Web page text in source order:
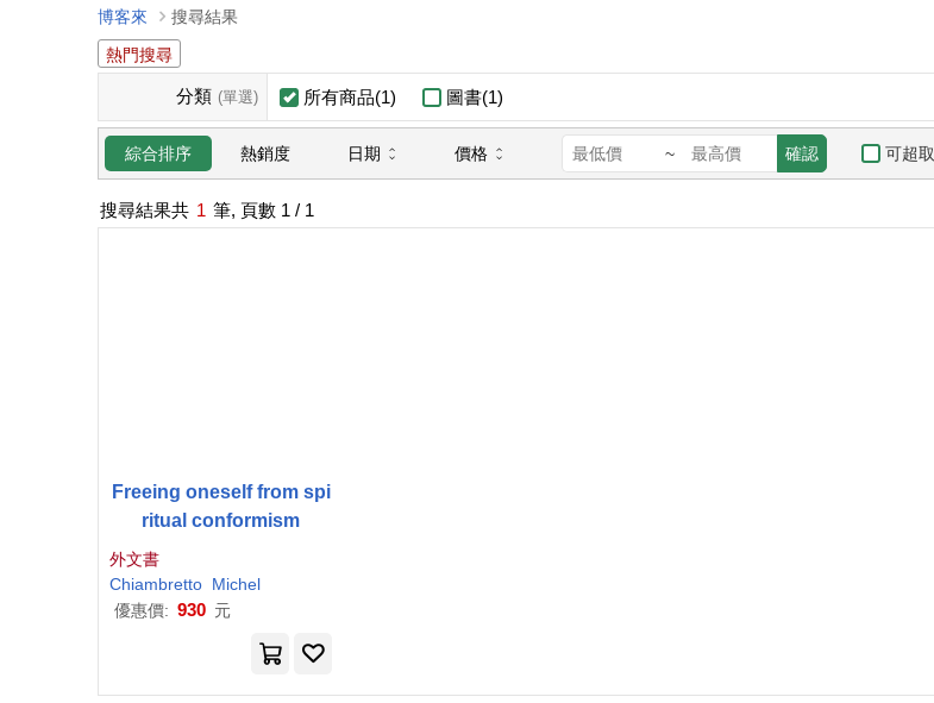
博客來
搜尋結果
熱門搜尋
分類 (單選) 所有商品(1) 圖書(1)
綜合排序 熱銷度 日期 價格 ~ 確認 可超取
搜尋結果共 1 筆, 頁數 1 / 1
Freeing oneself from spi
ritual conformism
外文書
Chiambretto Michel
優惠價: 930 元